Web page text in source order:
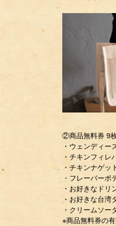
②商品無料券 9
・ウェンディ
・チキンフィ
・チキンナゲッ
・フレーバーポ
・お好きなドリ
・お好きな台湾
・クリームソ
※商品無料券の